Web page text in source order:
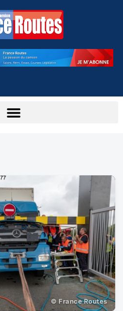
© France Routes